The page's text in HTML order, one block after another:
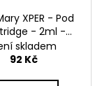
XPER - Pod
- 2ml -
0,6ohm
skladem
92 Kč